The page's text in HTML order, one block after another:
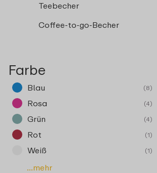
Teebecher
Coffee-to-go-Becher
Farbe
Blau (8)
Rosa (4)
Grün (4)
Rot (1)
Weiß (1)
...mehr